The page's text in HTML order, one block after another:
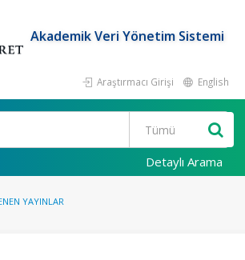
Akademik Veri Yönetim Sistemi
Araştırmacı Girişi English
Detaylı Arama
YAYINLAR